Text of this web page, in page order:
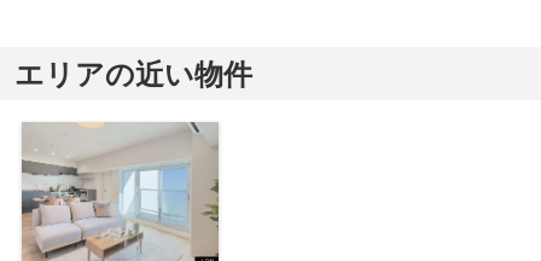
エリアの近い物件